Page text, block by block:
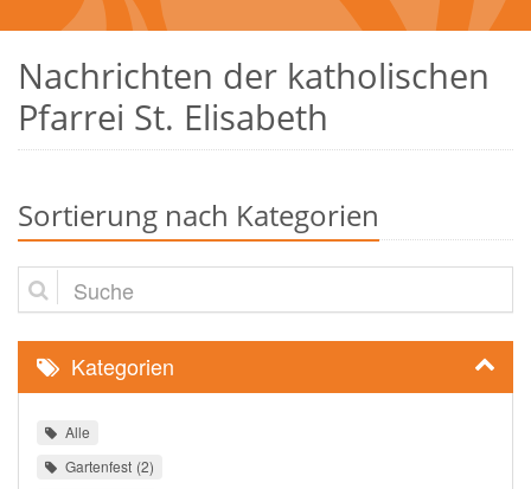
Nachrichten der katholischen
Pfarrei St. Elisabeth
Sortierung nach Kategorien
Suche
Kategorien
Alle
Gartenfest 2